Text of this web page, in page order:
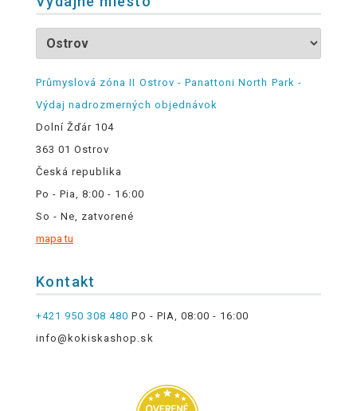
Průmyslová zóna II Ostrov - Panattoni North Park -
Výdaj nadrozmerných objednávok
Dolní Žďár 104
363 01 Ostrov
Česká republika
Po - Pia, 8:00 - 16:00
So - Ne, zatvorené
mapa tu
Kontakt
+421 950 308 480 PO - PIA, 08:00 - 16:00
info@kokiskashop.sk